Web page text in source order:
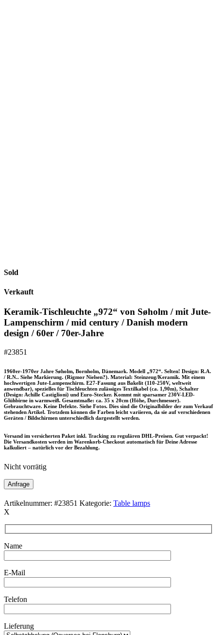
Sold
Verkauft
Keramik-Tischleuchte „972“ von Søholm / mit Jute-
Lampenschirm / mid century / Danish modern
design / 60er / 70er-Jahre
#23851
1960er-1970er Jahre Søholm, Bornholm, Dänemark. Modell „972“. Selten! Design: R.A.
/ R.N.. Siehe Markierung. (Rigmor Nielsen?). Material: Steinzeug/Keramik. Mit einem
hochwertigen Jute-Lampenschirm. E27-Fassung aus Bakelit (110-250V, weltweit
anwendbar), spezielles für Tischleuchten zulässiges Textilkabel (ca. 1,90m), Schalter
(Design: Achille Castiglioni) und Euro-Stecker. Kommt mit sparsamer 230V-LED-
Glühbirne in warmweiß. Gesamtmaße: ca. 35 x 20cm (Höhe, Durchmesser).
Gebrauchtware. Keine Defekte. Siehe Fotos. Dies sind die Originalbilder der zum Verkauf
stehenden Artikel. Trotzdem können die Farben leicht variieren, da sie auf verschiedenen
Geräten / Bildschirmen unterschiedlich dargestellt werden.
Versand im versicherten Paket inkl. Tracking zu regulären DHL-Preisen. Gut verpackt!
Die Versandkosten werden im Warenkorb-Checkout automatisch für Deine Adresse
kalkuliert – natürlich vor der Bezahlung.
Nicht vorrätig
Anfrage
Artikelnummer: #23851 Kategorie: Table lamps
X
Name
E-Mail
Telefon
Lieferung